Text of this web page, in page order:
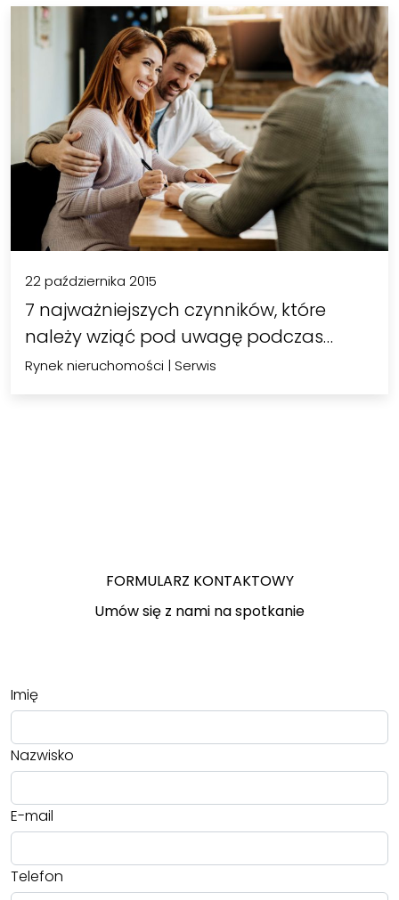
22 października 2015
7 najważniejszych czynników, które
należy wziąć pod uwagę podczas…
Rynek nieruchomości | Serwis
FORMULARZ KONTAKTOWY
Umów się z nami na spotkanie
Imię
Nazwisko
E-mail
Telefon